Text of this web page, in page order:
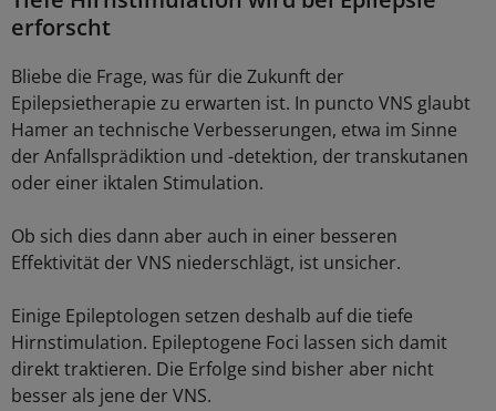
erforscht
Bliebe die Frage, was für die Zukunft der
Epilepsietherapie zu erwarten ist. In puncto VNS glaubt
Hamer an technische Verbesserungen, etwa im Sinne
der Anfallsprädiktion und -detektion, der transkutanen
oder einer iktalen Stimulation.
Ob sich dies dann aber auch in einer besseren
Effektivität der VNS niederschlägt, ist unsicher.
Einige Epileptologen setzen deshalb auf die tiefe
Hirnstimulation. Epileptogene Foci lassen sich damit
direkt traktieren. Die Erfolge sind bisher aber nicht
besser als jene der VNS.